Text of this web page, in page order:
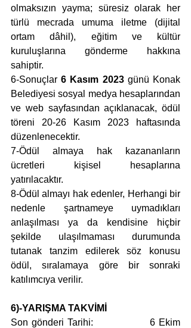
olmaksızın yayma; süresiz olarak her
türlü mecrada umuma iletme (dijital
ortam dâhil), eğitim ve kültür
kuruluşlarına gönderme hakkına
sahiptir.
6-Sonuçlar 6 Kasım 2023 günü Konak
Belediyesi sosyal medya hesaplarından
ve web sayfasından açıklanacak, ödül
töreni 20-26 Kasım 2023 haftasında
düzenlenecektir.
7-Ödül almaya hak kazananların
ücretleri kişisel hesaplarına
yatırılacaktır.
8-Ödül almayı hak edenler, Herhangi bir
nedenle şartnameye uymadıkları
anlaşılması ya da kendisine hiçbir
şekilde ulaşılmaması durumunda
tutanak tanzim edilerek söz konusu
ödül, sıralamaya göre bir sonraki
katılımcıya verilir.
6)-YARIŞMA TAKVİMİ
Son gönderi Tarihi:                6 Ekim